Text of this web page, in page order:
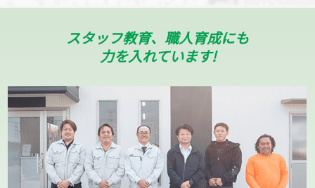
スタッフ教育、職人育成にも
力を入れています!